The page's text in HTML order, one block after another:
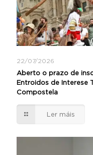
22/07/2026
Aberto o prazo de
Entroidos de Interese
Compostela
Ler máis